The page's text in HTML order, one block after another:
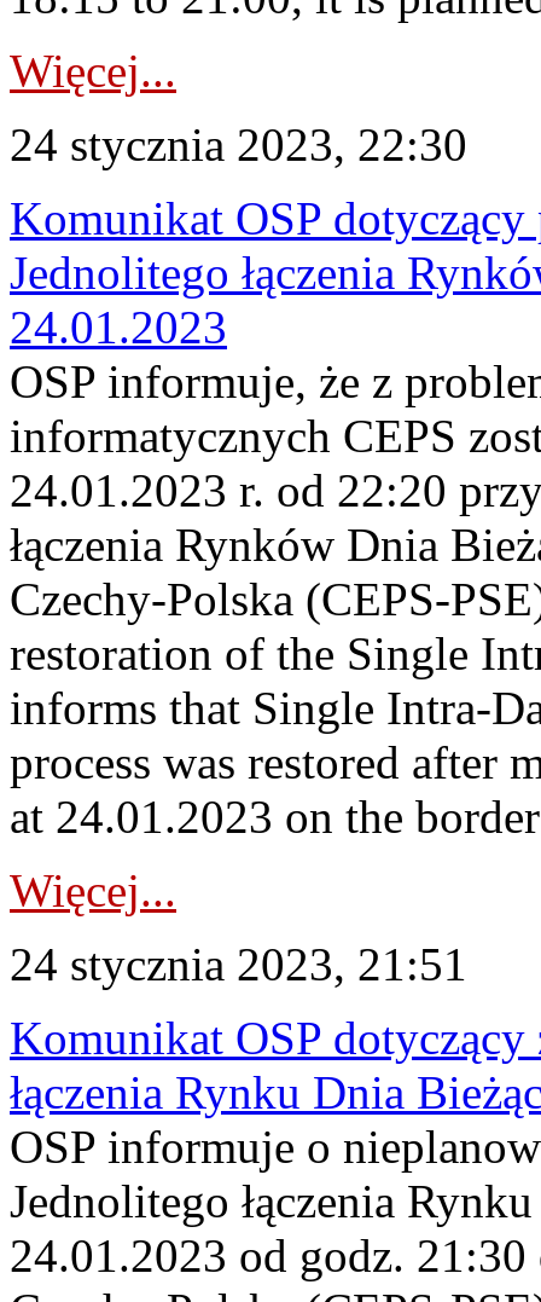
Więcej...
24 stycznia 2023, 22:30
Komunikat OSP
Jednolitego łączenia
24.01.2023
OSP informuje, że z
informatycznych CEPS
24.01.2023 r. od 22:20
łączenia Rynków Dnia
Czechy-Polska (CEPS-
restoration of the Single
informs that Single Intra-
process was restored after
at 24.01.2023 on the
Więcej...
24 stycznia 2023, 21:51
Komunikat OSP dotyczący
łączenia Rynku Dnia
OSP informuje o
Jednolitego łączenia
24.01.2023 od godz.